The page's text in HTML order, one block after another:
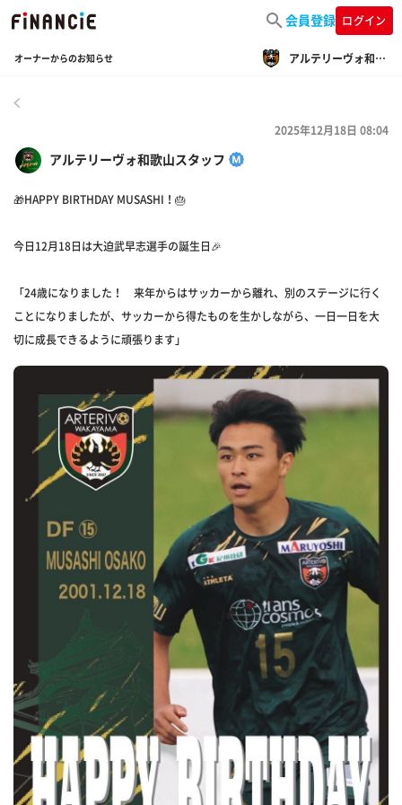
会員登録 ログイン
オーナーからのお知らせ アルテリーヴォ和歌山
アルテリーヴォ和歌山スタッフ
2025年12月18日 08:04
🎁HAPPY BIRTHDAY MUSASHI！🎂
今日12月18日は大迫武早志選手の誕生日🎉
「24歳になりました！ 来年からはサッカーから離れ、別のステージに行く
ことになりましたが、サッカーから得たものを生かしながら、一日一日を大
切に成長できるように頑張ります」